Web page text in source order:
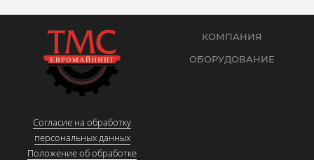
Согласие на обработку
персональных данных
Положение об обработке
КОМПАНИЯ
ОБОРУДОВАНИЕ